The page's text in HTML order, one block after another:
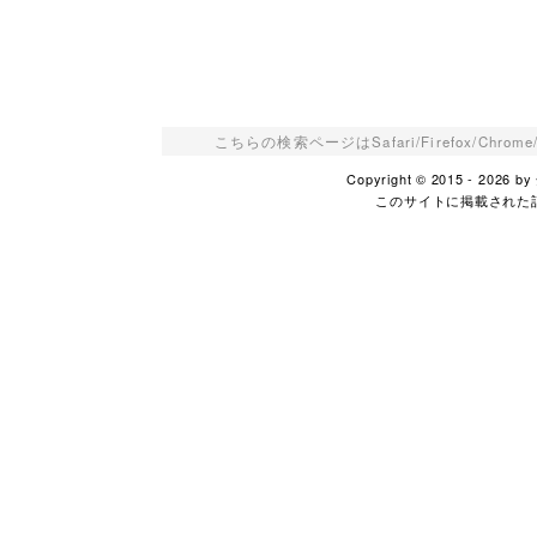
こちらの検索ページはSafari/Firefox/
Copyright © 2015 - 2026 by
このサイトに掲載され